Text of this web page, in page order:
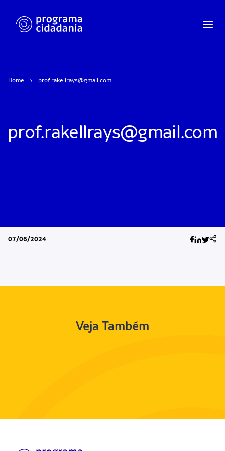
Home prof.rakellrays@gmail.com
prof.rakellrays@gmail.com
07/06/2024
Veja Também